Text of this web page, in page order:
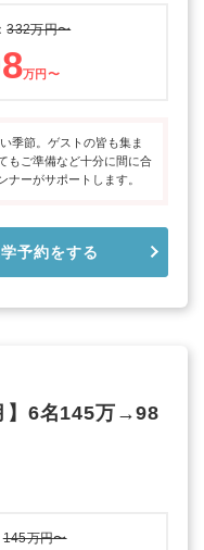
332万円〜
万円〜
季節。ゲストの皆も集ま
もご準備など十分に間に合
ナーがサポートします。
学予約をする
】6名145万→98
145万円〜